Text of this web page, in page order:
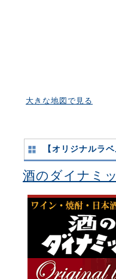
大きな地図で見る
【オリジナルラ
酒のダイナミ